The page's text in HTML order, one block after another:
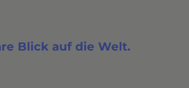
Blick auf die Welt.